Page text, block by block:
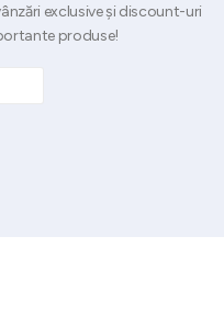
exclusive și discount-uri
produse!